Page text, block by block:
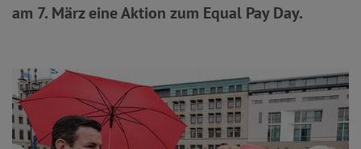
am 7. März eine Aktion zum Equal Pay Day.